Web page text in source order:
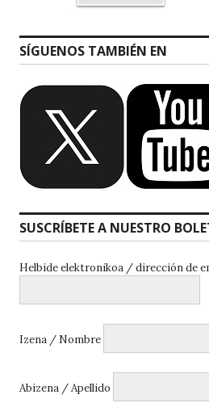
SÍGUENOS TAMBIÉN EN
SUSCRÍBETE A NUESTRO
Helbide elektronikoa / dirección de
Izena / Nombre
Abizena / Apellido